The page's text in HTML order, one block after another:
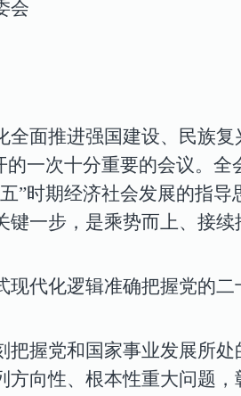
会
面推进强国建设、民族
一次十分重要的会议。
”时期经济社会发展的指
一步，是乘势而上、接
代化逻辑准确把握党的
握党和国家事业发展所
向性、根本性重大问题